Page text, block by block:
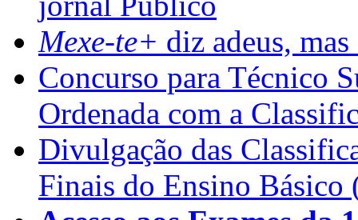
Mexe-te+ diz adeus,
Concurso para Técnico
Ordenada com a
Divulgação das
Finais do Ensino Básico